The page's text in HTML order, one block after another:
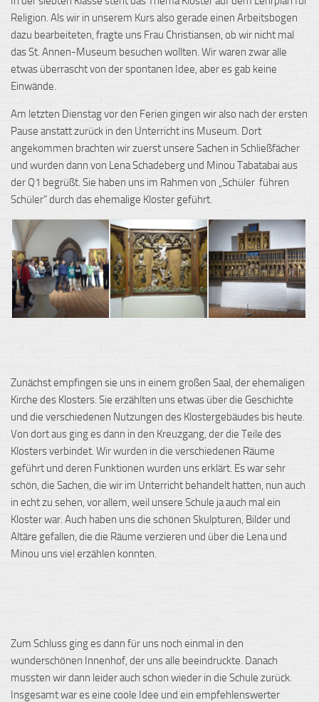
Religion. Als wir in unserem Kurs also gerade einen Arbeitsbogen
dazu bearbeiteten, fragte uns Frau Christiansen, ob wir nicht mal
das St. Annen-Museum besuchen wollten. Wir waren zwar alle
etwas überrascht von der spontanen Idee, aber es gab keine
Einwände.
Am letzten Dienstag vor den Ferien gingen wir also nach der ersten
Pause anstatt zurück in den Unterricht ins Museum. Dort
angekommen brachten wir zuerst unsere Sachen in Schließfächer
und wurden dann von Lena Schadeberg und Minou Tabatabai aus
der Q1 begrüßt. Sie haben uns im Rahmen von „Schüler führen
Schüler“ durch das ehemalige Kloster geführt.
Zunächst empfingen sie uns in einem großen Saal, der ehemaligen
Kirche des Klosters. Sie erzählten uns etwas über die Geschichte
und die verschiedenen Nutzungen des Klostergebäudes bis heute.
Von dort aus ging es dann in den Kreuzgang, der die Teile des
Klosters verbindet. Wir wurden in die verschiedenen Räume
geführt und deren Funktionen wurden uns erklärt. Es war sehr
schön, die Sachen, die wir im Unterricht behandelt hatten, nun auch
in echt zu sehen, vor allem, weil unsere Schule ja auch mal ein
Kloster war. Auch haben uns die schönen Skulpturen, Bilder und
Altäre gefallen, die die Räume verzieren und über die Lena und
Minou uns viel erzählen konnten.
Zum Schluss ging es dann für uns noch einmal in den
wunderschönen Innenhof, der uns alle beeindruckte. Danach
mussten wir dann leider auch schon wieder in die Schule zurück.
Insgesamt war es eine coole Idee und ein empfehlenswerter